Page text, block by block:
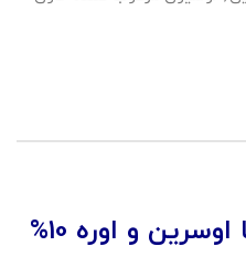
و اوره 10%